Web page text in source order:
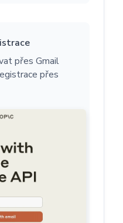
přes Gmail
přes